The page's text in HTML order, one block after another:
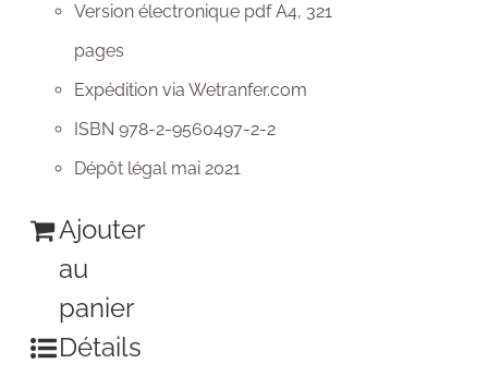
Version électronique pdf A4, 321
pages
Expédition via Wetranfer.com
ISBN 978-2-9560497-2-2
Dépôt légal mai 2021
Ajouter
au
panier
Détails